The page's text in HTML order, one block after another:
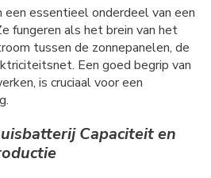
een essentieel onderdeel van een
fungeren als het brein van het
tussen de zonnepanelen, de
Een goed begrip van
is cruciaal voor een
Capaciteit en